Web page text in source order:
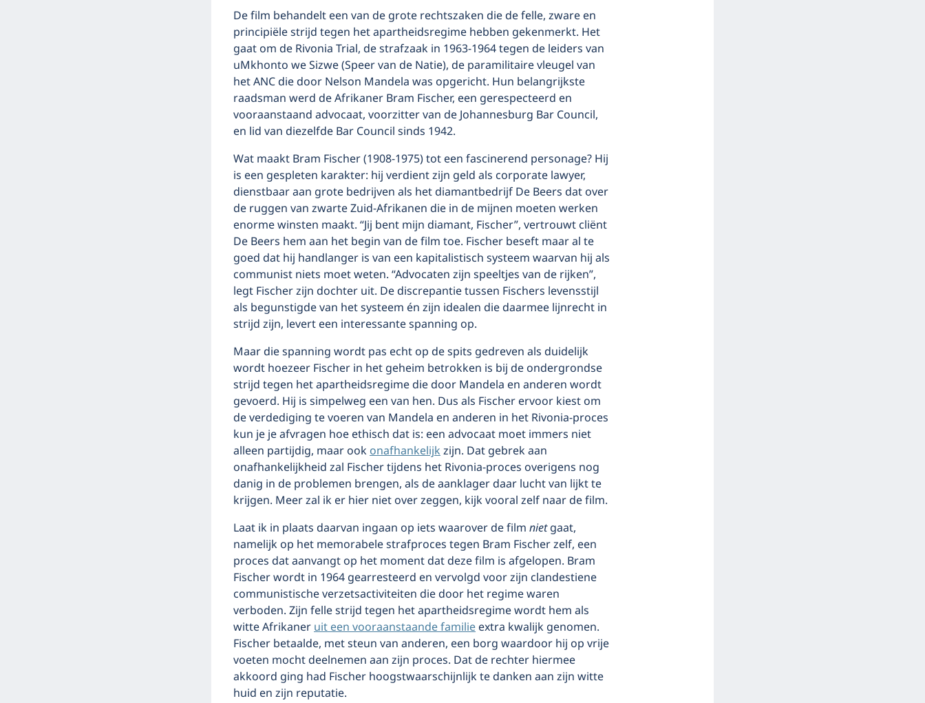
De film behandelt een van de grote rechtszaken die de felle, zware en
principiële strijd tegen het apartheidsregime hebben gekenmerkt. Het
gaat om de Rivonia Trial, de strafzaak in 1963-1964 tegen de leiders van
uMkhonto we Sizwe (Speer van de Natie), de paramilitaire vleugel van
het ANC die door Nelson Mandela was opgericht. Hun belangrijkste
raadsman werd de Afrikaner Bram Fischer, een gerespecteerd en
vooraanstaand advocaat, voorzitter van de Johannesburg Bar Council,
en lid van diezelfde Bar Council sinds 1942.
Wat maakt Bram Fischer (1908-1975) tot een fascinerend personage? Hij
is een gespleten karakter: hij verdient zijn geld als corporate lawyer,
dienstbaar aan grote bedrijven als het diamantbedrijf De Beers dat over
de ruggen van zwarte Zuid-Afrikanen die in de mijnen moeten werken
enorme winsten maakt. “Jij bent mijn diamant, Fischer”, vertrouwt cliënt
De Beers hem aan het begin van de film toe. Fischer beseft maar al te
goed dat hij handlanger is van een kapitalistisch systeem waarvan hij als
communist niets moet weten. “Advocaten zijn speeltjes van de rijken”,
legt Fischer zijn dochter uit. De discrepantie tussen Fischers levensstijl
als begunstigde van het systeem én zijn idealen die daarmee lijnrecht in
strijd zijn, levert een interessante spanning op.
Maar die spanning wordt pas echt op de spits gedreven als duidelijk
wordt hoezeer Fischer in het geheim betrokken is bij de ondergrondse
strijd tegen het apartheidsregime die door Mandela en anderen wordt
gevoerd. Hij is simpelweg een van hen. Dus als Fischer ervoor kiest om
de verdediging te voeren van Mandela en anderen in het Rivonia-proces
kun je je afvragen hoe ethisch dat is: een advocaat moet immers niet
alleen partijdig, maar ookonafhankelijkzijn. Dat gebrek aan
onafhankelijkheid zal Fischer tijdens het Rivonia-proces overigens nog
danig in de problemen brengen, als de aanklager daar lucht van lijkt te
krijgen. Meer zal ik er hier niet over zeggen, kijk vooral zelf naar de film.
Laat ik in plaats daarvan ingaan op iets waarover de filmnietgaat,
namelijk op het memorabele strafproces tegen Bram Fischer zelf, een
proces dat aanvangt op het moment dat deze film is afgelopen. Bram
Fischer wordt in 1964 gearresteerd en vervolgd voor zijn clandestiene
communistische verzetsactiviteiten die door het regime waren
verboden. Zijn felle strijd tegen het apartheidsregime wordt hem als
witte Afrikaneruit een vooraanstaande familieextra kwalijk genomen.
Fischer betaalde, met steun van anderen, een borg waardoor hij op vrije
voeten mocht deelnemen aan zijn proces. Dat de rechter hiermee
akkoord ging had Fischer hoogstwaarschijnlijk te danken aan zijn witte
huid en zijn reputatie.